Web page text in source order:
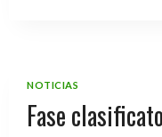
NOTICIAS
Fase